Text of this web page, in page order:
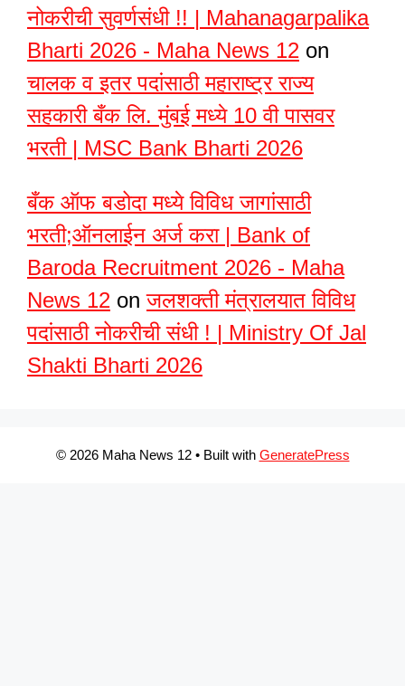
नोकरीची सुवर्णसंधी !! | Mahanagarpalika
Bharti 2026 - Maha News 12 on
चालक व इतर पदांसाठी महाराष्ट्र राज्य
सहकारी बँक लि. मुंबई मध्ये 10 वी पासवर
भरती | MSC Bank Bharti 2026
बँक ऑफ बडोदा मध्ये विविध जागांसाठी
भरती;ऑनलाईन अर्ज करा | Bank of
Baroda Recruitment 2026 - Maha
News 12 onजलशक्ती मंत्रालयात विविध
पदांसाठी नोकरीची संधी ! | Ministry Of Jal
Shakti Bharti 2026
© 2026 Maha News 12• Built with GeneratePress